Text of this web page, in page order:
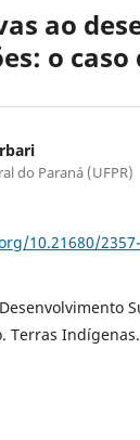
ao
o
do Paraná (UFPR)
10.21680/
Desenvolvimento
Terras